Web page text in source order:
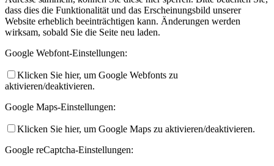
dass dies die Funktionalität und das Erscheinungsbild unserer
Website erheblich beeinträchtigen kann. Änderungen werden
wirksam, sobald Sie die Seite neu laden.
Google Webfont-Einstellungen:
Klicken Sie hier, um Google Webfonts zu
aktivieren/deaktivieren.
Google Maps-Einstellungen:
Klicken Sie hier, um Google Maps zu aktivieren/deaktivieren.
Google reCaptcha-Einstellungen: